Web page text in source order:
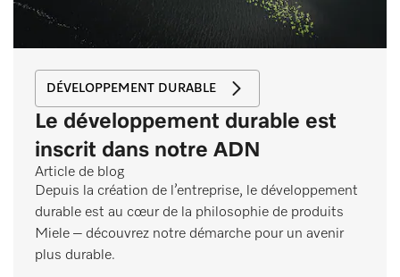
DÉVELOPPEMENT DURABLE
Le développement durable est
inscrit dans notre ADN
Article de blog
Depuis la création de l’entreprise, le développement
durable est au cœur de la philosophie de produits
Miele – découvrez notre démarche pour un avenir
plus durable.